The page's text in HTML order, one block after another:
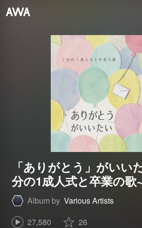
「ありがとう」がいい
分の1成人式と卒業の歌
Album by Various Artists
27,580
26